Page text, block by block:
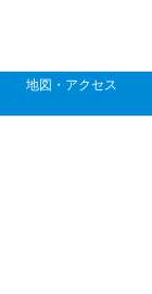
地図・アクセス